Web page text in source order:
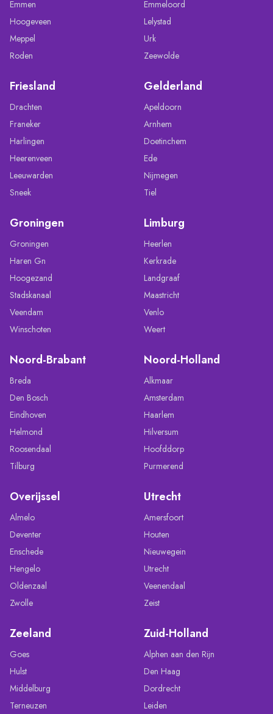
Emmen
Hoogeveen
Meppel
Roden
Emmeloord
Lelystad
Urk
Zeewolde
Friesland
Drachten
Franeker
Harlingen
Heerenveen
Leeuwarden
Sneek
Gelderland
Apeldoorn
Arnhem
Doetinchem
Ede
Nijmegen
Tiel
Groningen
Groningen
Haren Gn
Hoogezand
Stadskanaal
Veendam
Winschoten
Limburg
Heerlen
Kerkrade
Landgraaf
Maastricht
Venlo
Weert
Noord-Brabant
Breda
Den Bosch
Eindhoven
Helmond
Roosendaal
Tilburg
Noord-Holland
Alkmaar
Amsterdam
Haarlem
Hilversum
Hoofddorp
Purmerend
Overijssel
Almelo
Deventer
Enschede
Hengelo
Oldenzaal
Zwolle
Utrecht
Amersfoort
Houten
Nieuwegein
Utrecht
Veenendaal
Zeist
Zeeland
Goes
Hulst
Middelburg
Terneuzen
Zuid-Holland
Alphen aan den Rijn
Den Haag
Dordrecht
Leiden